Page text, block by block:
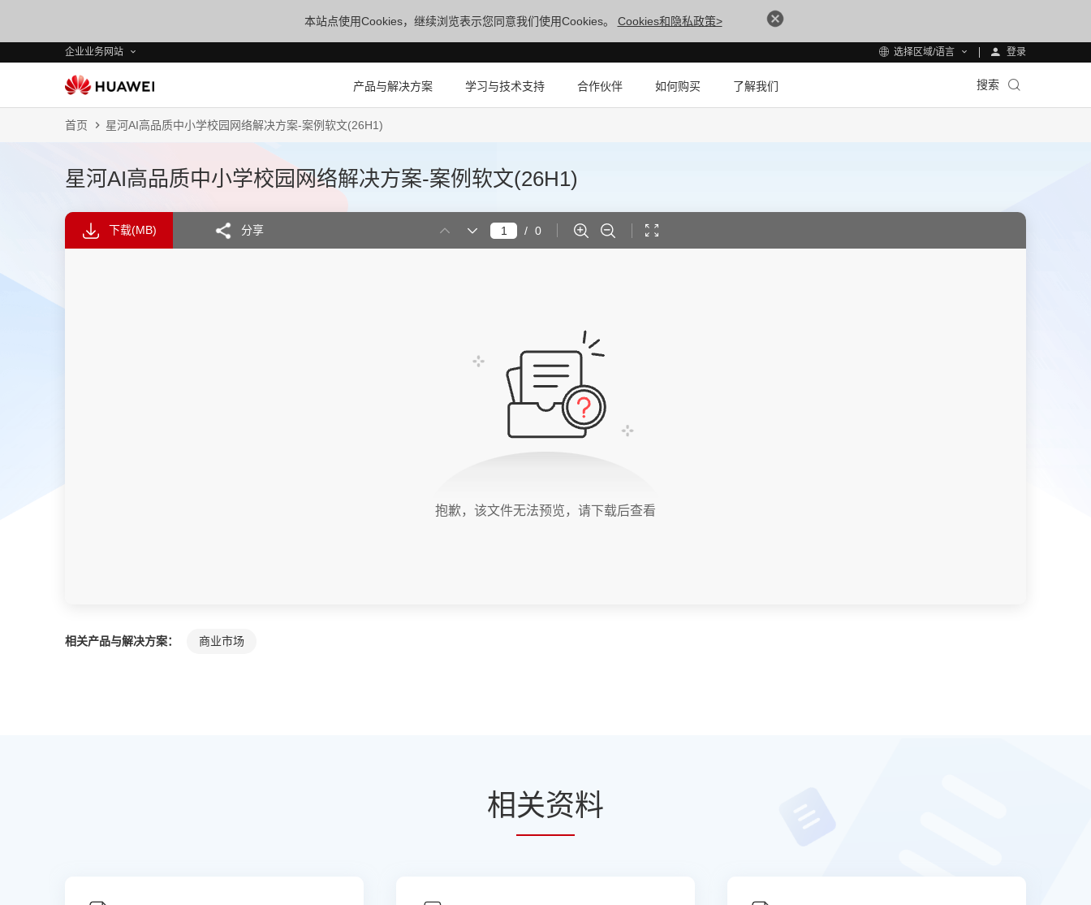
本站点使用Cookies，继续浏览表示您同意我们使用Cookies。 Cookies和隐私政策>
企业业务网站 选择区域/语言 登录
产品与解决方案 学习与技术支持 合作伙伴 如何购买 了解我们 搜索
首页 星河AI高品质中小学校园网络解决方案-案例软文(26H1)
星河AI高品质中小学校园网络解决方案-案例软文(26H1)
相关产品与解决方案： 商业市场
下载(MB) 分享 / 0
抱歉，该文件无法预览，请下载后查看
相关资料